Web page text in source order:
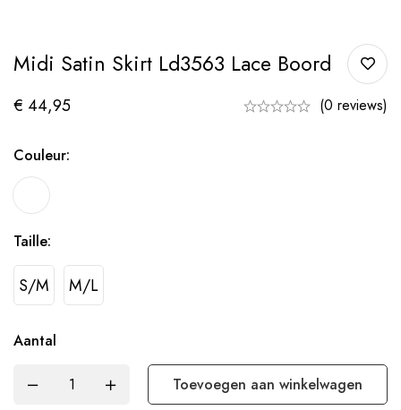
Midi Satin Skirt Ld3563 Lace Boord
€ 44,95 (0 reviews)
Couleur:
Taille:
S/M M/L
Aantal
Toevoegen aan winkelwagen